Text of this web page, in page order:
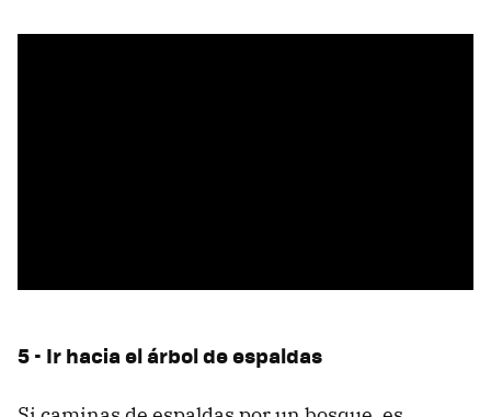
5 - Ir hacia el árbol de espaldas